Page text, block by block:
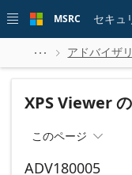
 main
MSRC セキュ
  アドバイザリ
XPS Viewer
このページ 
ADV180005